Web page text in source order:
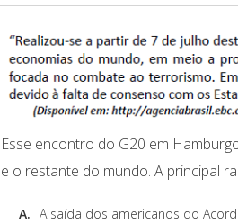
Esse encontro do G20 em
e o restante do mundo. A principal
A. A saída dos americanos do